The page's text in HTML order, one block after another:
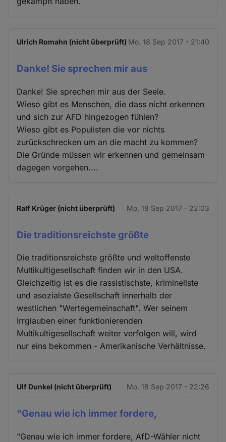
Ulrich Romahn (nicht überprüft) Mo. 18 Sep 2017 - 21:40
Danke! Sie sprechen mir aus
Danke! Sie sprechen mir aus der Seele.
Wieso gibt es Menschen, die dass nicht erkennen
und sich zur AFD hingezogen fühlen?
Wieso gibt es Populisten die vor nichts
zurückschrecken um an die macht zu kommen?
Die Gründe müssen wir erkennen und gemeinsam
dagegen vorgehen....
Ralf Krüger (nicht überprüft) Mo. 18 Sep 2017 - 22:03
Die traditionsreichste größte
Die traditionsreichste größte und weltoffenste
Multikultigesellschaft finden wir in den USA.
Gleichzeitig ist es die rassistischste, kriminellste
und asozialste Gesellschaft innerhalb der
westlichen "Wertegemeinschaft". Wer seinem
Irrglauben einer funktionierenden
Multikultigesellschaft weiter verfolgen will, wird
nur eins bekommen - Amerikanische Verhältnisse.
Ulf Dunkel (nicht überprüft) Mo. 18 Sep 2017 - 22:26
"Genau wie ich immer fordere,
"Genau wie ich immer fordere, AfD-Wähler nicht